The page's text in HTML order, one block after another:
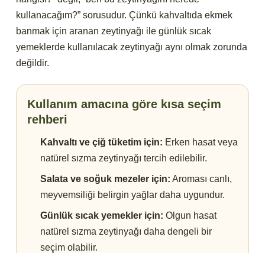
kullanacağım?” sorusudur. Çünkü kahvaltıda ekmek
banmak için aranan zeytinyağı ile günlük sıcak
yemeklerde kullanılacak zeytinyağı aynı olmak zorunda
değildir.
Kullanım amacına göre kısa seçim
rehberi
Kahvaltı ve çiğ tüketim için: Erken hasat veya
natürel sızma zeytinyağı tercih edilebilir.
Salata ve soğuk mezeler için: Aroması canlı,
meyvemsiliği belirgin yağlar daha uygundur.
Günlük sıcak yemekler için: Olgun hasat
natürel sızma zeytinyağı daha dengeli bir
seçim olabilir.